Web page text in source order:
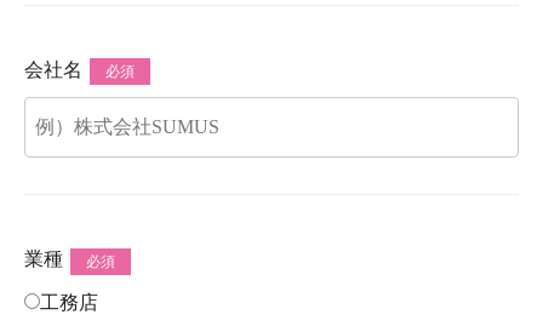
会社名 必須
業種 必須
工務店